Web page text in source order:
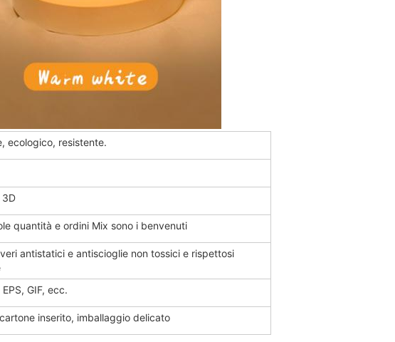
ecologico, resistente.
3D
quantità e ordini Mix sono i benvenuti
antistatici e antiscioglie non tossici e rispettosi
GIF, ecc.
inserito, imballaggio delicato